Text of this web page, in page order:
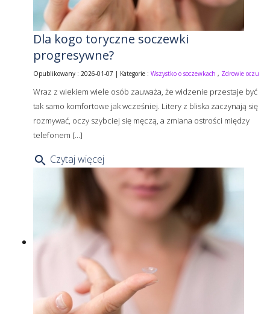
Dla kogo toryczne soczewki
progresywne?
Opublikowany : 2026-01-07 | Kategorie : Wszystko o soczewkach , Zdrowie oczu
Wraz z wiekiem wiele osób zauważa, że widzenie przestaje być
tak samo komfortowe jak wcześniej. Litery z bliska zaczynają się
rozmywać, oczy szybciej się męczą, a zmiana ostrości między
telefonem [...]
search Czytaj więcej